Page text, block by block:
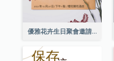
優雅花卉生日聚會邀請函